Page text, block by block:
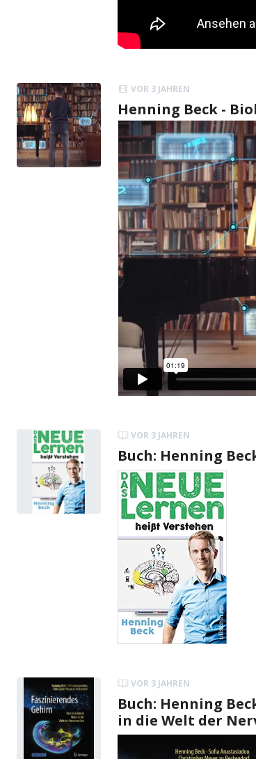
VOR 3 JAHREN
Henning Beck -
VOR 3 JAHREN
Buch: Henning
VOR 3 JAHREN
Buch: Henning
in die Welt der